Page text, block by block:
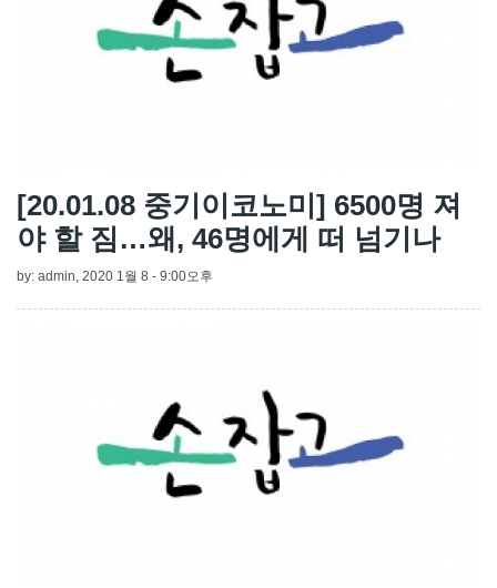
[20.01.08 중기이코노미] 6500명 져
야 할 짐…왜, 46명에게 떠 넘기나
by: admin , 2020 1월 8 - 9:00오후